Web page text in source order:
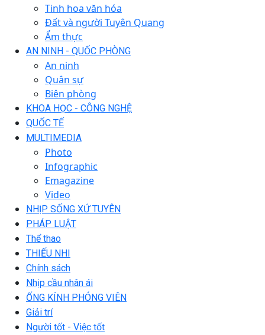
Tinh hoa văn hóa
Đất và người Tuyên Quang
Ẩm thực
AN NINH - QUỐC PHÒNG
An ninh
Quân sự
Biên phòng
KHOA HỌC - CÔNG NGHỆ
QUỐC TẾ
MULTIMEDIA
Photo
Infographic
Emagazine
Video
NHỊP SỐNG XỨ TUYÊN
PHÁP LUẬT
Thể thao
THIẾU NHI
Chính sách
Nhịp cầu nhân ái
ỐNG KÍNH PHÓNG VIÊN
Giải trí
Người tốt - Việc tốt